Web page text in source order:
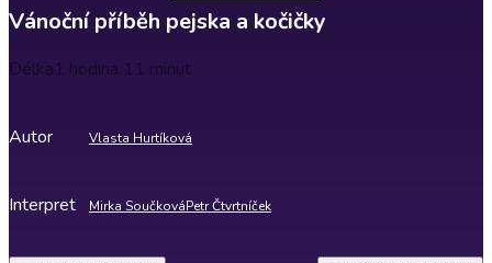
Vánoční příběh pejska a kočičky
Délka1 hodina 11 minut
Autor Vlasta Hurtíková
Interpret Mirka SoučkováPetr Čtvrtníček